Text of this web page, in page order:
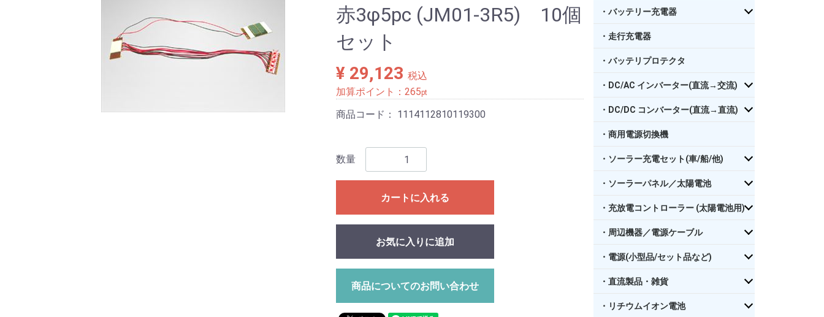
赤3φ5pc (JM01-3R5) 10個
セット
¥ 29,123 税込
加算ポイント：265pt
商品コード： 1114112810119300
数量
カートに入れる
お気に入りに追加
商品についてのお問い合わせ
・バッテリー充電器
・走行充電器
・バッテリプロテクタ
・DC/AC インバーター(直流→交流)
・DC/DC コンバーター(直流→直流)
・商用電源切換機
・ソーラー充電セット(車/船/他)
・ソーラーパネル／太陽電池
・充放電コントローラー (太陽電池用)
・周辺機器／電源ケーブル
・電源(小型品/セット品など)
・直流製品・雑貨
・リチウムイオン電池